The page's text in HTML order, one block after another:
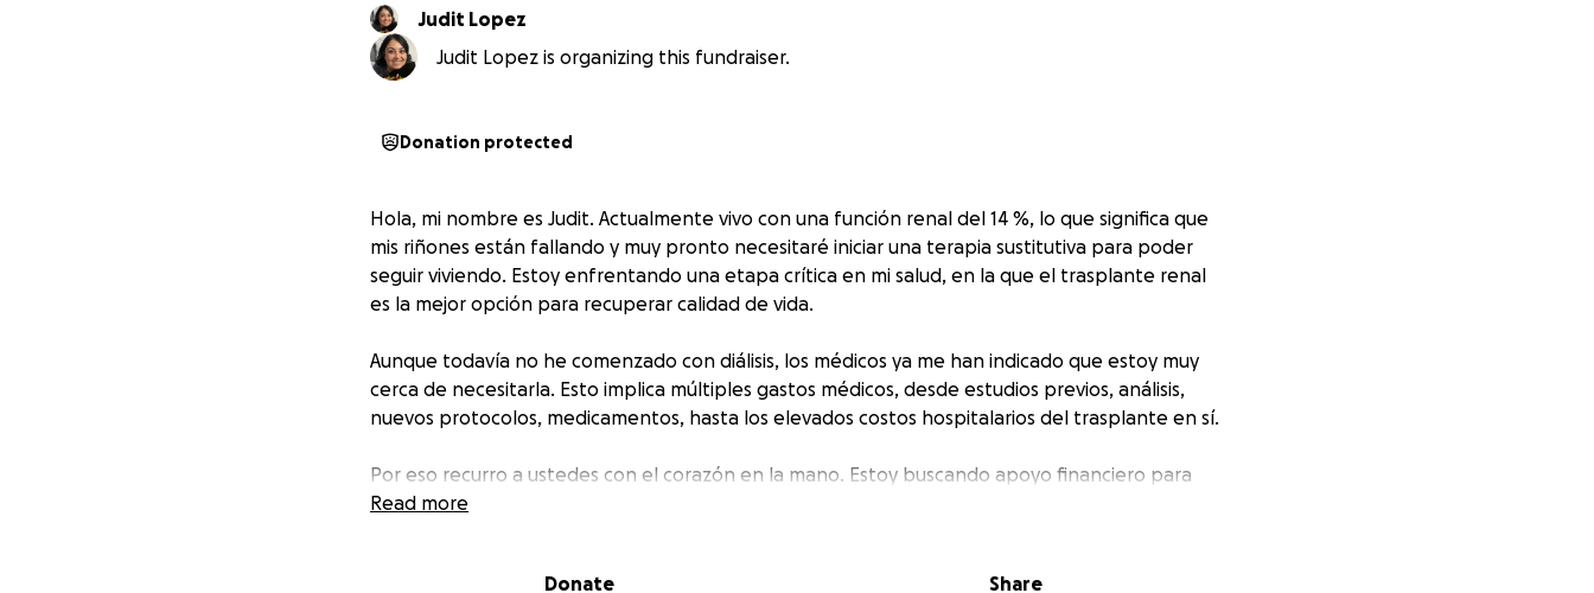
Judit Lopez
Judit Lopez is organizing this fundraiser.
Donation protected
Hola, mi nombre es Judit. Actualmente vivo con una función renal del 14 %, lo que significa que
mis riñones están fallando y muy pronto necesitaré iniciar una terapia sustitutiva para poder
seguir viviendo. Estoy enfrentando una etapa crítica en mi salud, en la que el trasplante renal
es la mejor opción para recuperar calidad de vida.
Aunque todavía no he comenzado con diálisis, los médicos ya me han indicado que estoy muy
cerca de necesitarla. Esto implica múltiples gastos médicos, desde estudios previos, análisis,
nuevos protocolos, medicamentos, hasta los elevados costos hospitalarios del trasplante en sí.
Por eso recurro a ustedes con el corazón en la mano. Estoy buscando apoyo financiero para
poder costear todo lo que viene: las terapias, el proceso de preparación, y eventualmente el
Read more
Donate Share